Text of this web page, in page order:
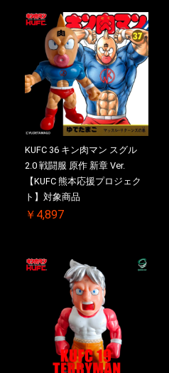
お買い物を続ける
KUFC 36 キン肉マン スグル
2.0 戦闘服 原作 新章 Ver.
【KUFC 熊本応援プロジェク
ト】対象商品
￥4,897